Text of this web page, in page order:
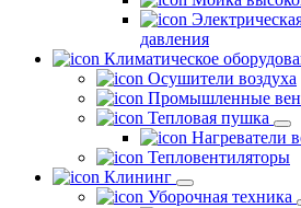
давления
Климатическое
Осушители воздуха
Промышленные
Тепловая пушка
Нагреватели
Тепловентиляторы
Клининг
Уборочная техника